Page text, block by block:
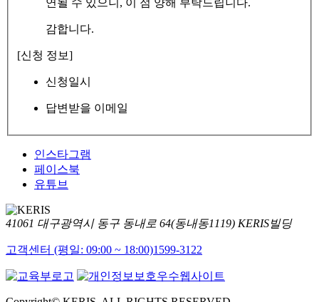
감합니다.
[신청 정보]
신청일시
답변받을 이메일
인스타그램
페이스북
유튜브
41061 대구광역시 동구 동내로 64(동내동1119) KERIS빌딩
고객센터 (평일: 09:00 ~ 18:00)1599-3122